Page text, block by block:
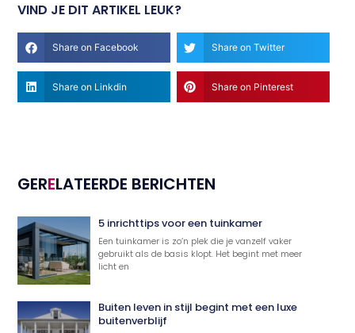
VIND JE DIT ARTIKEL LEUK?
Share on Facebook Share on Twitter
Share on Linkdin Share on Pinterest
GERELATEERDE BERICHTEN
5 inrichttips voor een tuinkamer
Een tuinkamer is zo’n plek die je vanzelf vaker
gebruikt als de basis klopt. Het begint met meer
licht en
Buiten leven in stijl begint met een luxe
buitenverblijf